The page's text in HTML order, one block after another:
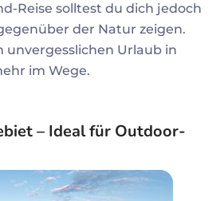
Reise solltest du dich jedoch
der Natur zeigen.
unvergesslichen Urlaub in
im Wege.
– Idealfür Outdoor-